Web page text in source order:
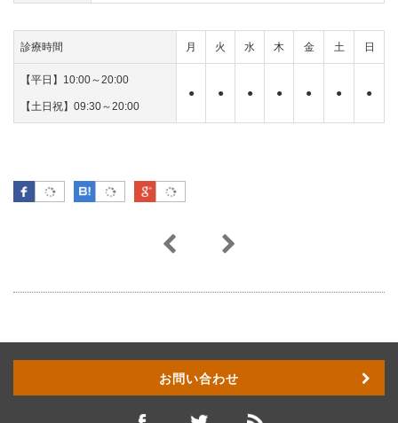
診療時間 月 火 水 木 金 土 日
【平日】10:00～20:00
【土日祝】09:30～20:00
● ● ● ● ● ● ●
Facebook はてなブックマーク
Google Plus
お問い合わせ